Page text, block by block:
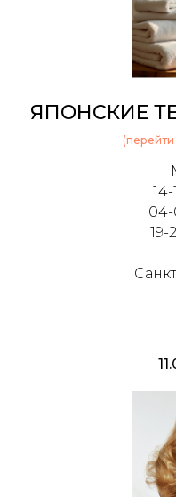
ЯПОНСКИЕ
(перейти
14-
04-
19-